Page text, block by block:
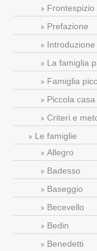
Frontespizio
Prefazione
Introduzione
La famiglia
Famiglia
Piccola casa
Criteri e
Le famiglie
Allegro
Badesso
Baseggio
Becevello
Bedin
Benedetti